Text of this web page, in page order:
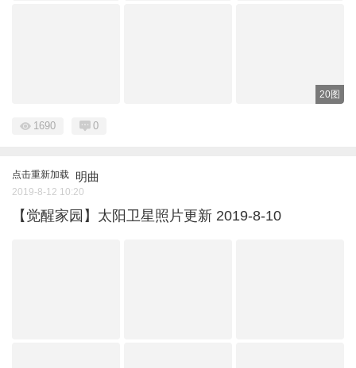
20图
1690 0
点击重新加载 明曲
2019-8-12 10:20
【觉醒家园】太阳卫星照片更新 2019-8-10